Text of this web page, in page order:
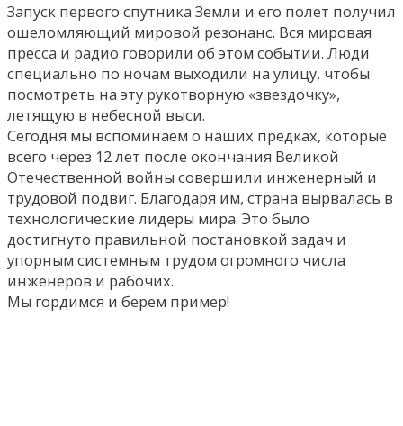
Запуск первого спутника Земли и его полет получил
ошеломляющий мировой резонанс. Вся мировая
пресса и радио говорили об этом событии. Люди
специально по ночам выходили на улицу, чтобы
посмотреть на эту рукотворную «звездочку»,
летящую в небесной выси.
Сегодня мы вспоминаем о наших предках, которые
всего через 12 лет после окончания Великой
Отечественной войны совершили инженерный и
трудовой подвиг. Благодаря им, страна вырвалась в
технологические лидеры мира. Это было
достигнуто правильной постановкой задач и
упорным системным трудом огромного числа
инженеров и рабочих.
Мы гордимся и берем пример!